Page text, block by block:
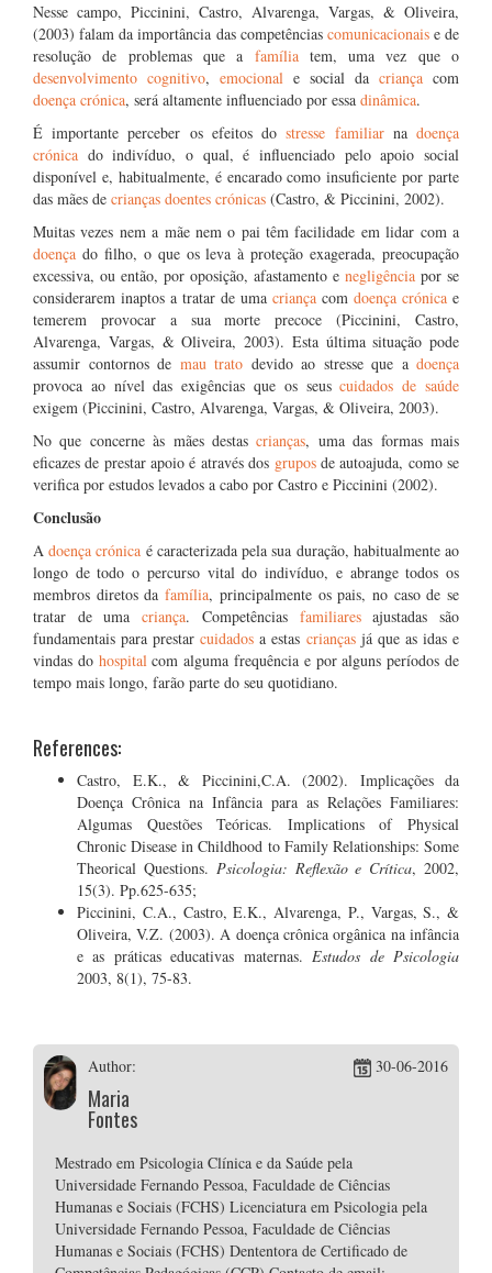
Nesse campo, Piccinini, Castro, Alvarenga, Vargas, & Oliveira,
(2003) falam da importância das competências comunicacionaise de
resolução de problemas que a famíliatem, uma vez que o
desenvolvimento cognitivo, emocional e social da criança com
doença crónica, será altamente influenciado por essa dinâmica.
É importante perceber os efeitos dostresse familiarnadoença
crónica do indivíduo, o qual, é influenciado pelo apoio social
disponível e, habitualmente, é encarado como insuficiente por parte
das mães de crianças doentes crónicas (Castro, & Piccinini, 2002).
Muitas vezes nem a mãe nem o pai têm facilidade em lidar com a
doença do filho, o que os leva à proteção exagerada, preocupação
excessiva, ou então, por oposição, afastamento e negligência por se
considerarem inaptos a tratar de uma criança com doença crónica e
temerem provocar a sua morte precoce (Piccinini, Castro,
Alvarenga, Vargas, & Oliveira, 2003). Esta última situação pode
assumir contornos de mau trato devido ao stresse que a doença
provoca ao nível das exigências que os seuscuidados de saúde
exigem (Piccinini, Castro, Alvarenga, Vargas, & Oliveira, 2003).
No que concerne às mães destascrianças, uma das formas mais
eficazes de prestar apoio é através dos gruposde autoajuda, como se
verifica por estudos levados a cabo por Castro e Piccinini (2002).
Conclusão
Adoença crónica é caracterizada pela sua duração, habitualmente ao
longo de todo o percurso vital do indivíduo, e abrange todos os
membros diretos dafamília, principalmente os pais, no caso de se
tratar de umacriança. Competências familiaresajustadas são
fundamentais para prestarcuidados a estas criançasjá que as idas e
vindas do hospitalcom alguma frequência e por alguns períodos de
tempo mais longo, farão parte do seu quotidiano.
References:
Castro, E.K., & Piccinini,C.A. (2002). Implicações da
Doença Crônica na Infância para as Relações Familiares:
Algumas Questões Teóricas. Implications of Physical
Chronic Disease in Childhood to Family Relationships: Some
Theorical Questions. Psicologia: Reflexão e Crítica, 2002,
15(3). Pp.625-635;
Piccinini, C.A., Castro, E.K., Alvarenga, P., Vargas, S., &
Oliveira, V.Z. (2003). A doença crônica orgânica na infância
e as práticas educativas maternas.Estudos de Psicologia
2003, 8(1), 75-83.
Author:
Maria
Fontes
30-06-2016
Mestrado em Psicologia Clínica e da Saúde pela
Universidade Fernando Pessoa, Faculdade de Ciências
Humanas e Sociais (FCHS) Licenciatura em Psicologia pela
Universidade Fernando Pessoa, Faculdade de Ciências
Humanas e Sociais (FCHS) Dententora de Certificado de